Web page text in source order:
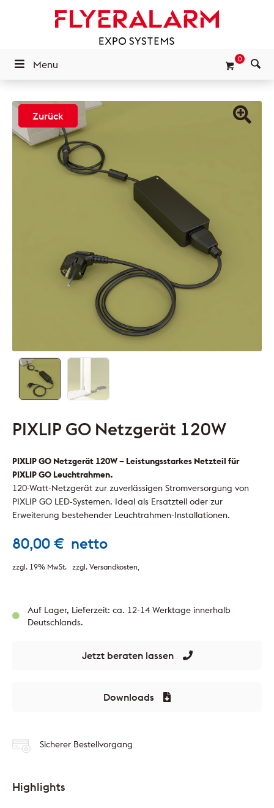
0
Menu
Zurück
PIXLIP GO Netzgerät 120W
80,00 € netto
zzgl. 19% MwSt. zzgl. Versandkosten
PIXLIP GO Netzgerät 120W – Leistungsstarkes Netzteil für
PIXLIP GO Leuchtrahmen.
120-Watt-Netzgerät zur zuverlässigen Stromversorgung von
PIXLIP GO LED-Systemen. Ideal als Ersatzteil oder zur
Erweiterung bestehender Leuchtrahmen-Installationen.
Auf Lager, Lieferzeit: ca. 12-14 Werktage innerhalb
Deutschlands.
Jetzt beraten lassen
Downloads
Sicherer Bestellvorgang
Highlights